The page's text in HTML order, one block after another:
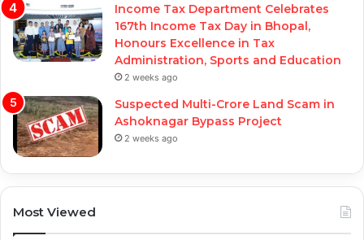
Income Tax Department Celebrates
167th Income Tax Day in Bhopal,
Honours Excellence in Tax
Administration, Sports and Education
2 weeks ago
Suspected Multi-Crore Land Scam in
Ashoknagar Bypass Project
2 weeks ago
Most Viewed